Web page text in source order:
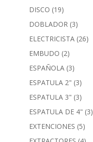
DISCO (19)
DOBLADOR (3)
ELECTRICISTA (26)
EMBUDO (2)
ESPAÑOLA (3)
ESPATULA 2" (3)
ESPATULA 3" (3)
ESPATULA DE 4" (3)
EXTENCIONES (5)